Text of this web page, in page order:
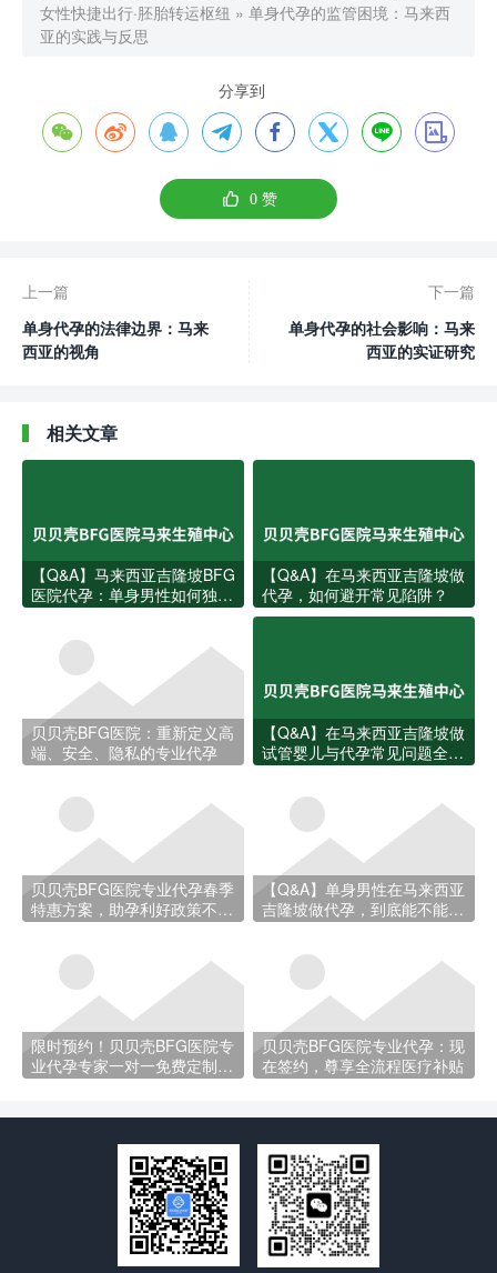
女性快捷出行·胚胎转运枢纽 » 单身代孕的监管困境：马来西
亚的实践与反思
分享到
       
 0赞
上一篇
单身代孕的法律边界：马来
西亚的视角
下一篇
单身代孕的社会影响：马来
西亚的实证研究
相关文章
【Q&A】马来西亚吉隆坡BFG
医院代孕：单身男性如何独立
【Q&A】在马来西亚吉隆坡做
代孕，如何避开常见陷阱？
贝贝壳BFG医院：重新定义高
端、安全、隐私的专业代孕
【Q&A】在马来西亚吉隆坡做
试管婴儿与代孕常见问题全解
贝贝壳BFG医院专业代孕春季
特惠方案，助孕利好政策不容
【Q&A】单身男性在马来西亚
吉隆坡做代孕，到底能不能
限时预约！贝贝壳BFG医院专
业代孕专家一对一免费定制方
贝贝壳BFG医院专业代孕：现
在签约，尊享全流程医疗补贴